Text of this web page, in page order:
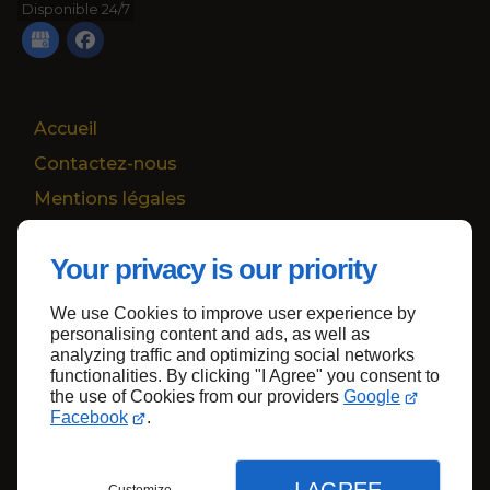
Your privacy is our priority
We use Cookies to improve user experience by
personalising content and ads, as well as
analyzing traffic and optimizing social networks
functionalities. By clicking "I Agree" you consent to
the use of Cookies from our providers Google
Facebook
.
Disponible 24/7
Accueil
Contactez-nous
Mentions légales
Haut de page